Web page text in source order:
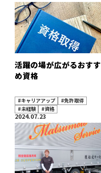
活躍の場が広がるおすす
め資格
#キャリアアップ
#免許取得
#未経験
#資格
2024.07.23